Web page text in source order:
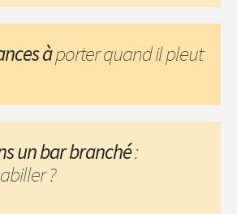
àporter quand il pleut
un bar branché:
?